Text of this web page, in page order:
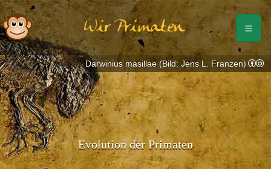
Wir Primaten
Evolution der Primaten
Darwinius masillae (Bild: Jens L. Franzen)